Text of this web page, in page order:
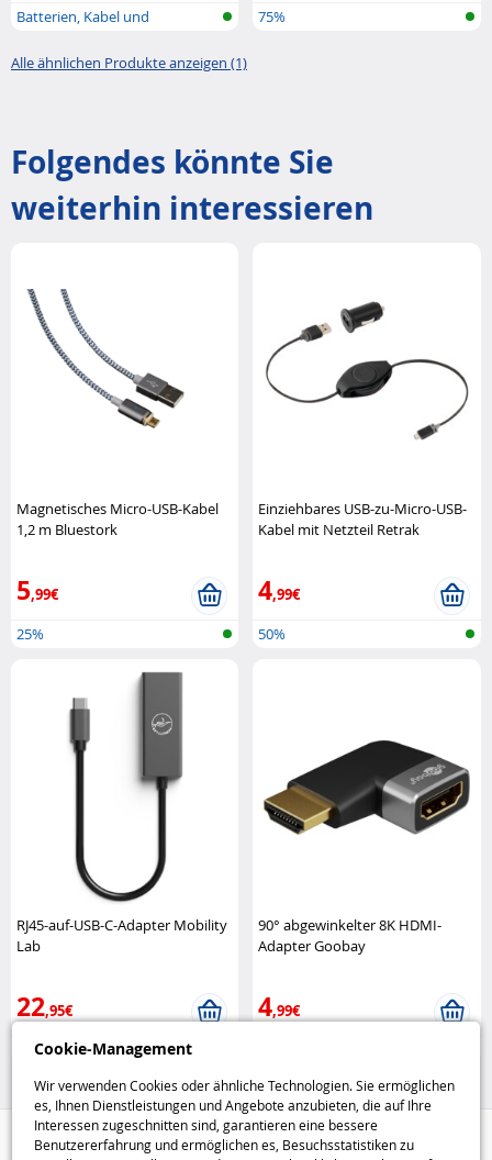
Cookie-Management
Wir verwenden Cookies oder ähnliche Technologien. Sie ermöglichen
es, Ihnen Dienstleistungen und Angebote anzubieten, die auf Ihre
Interessen zugeschnitten sind, garantieren eine bessere
Benutzererfahrung und ermöglichen es, Besuchsstatistiken zu
Batterien, Kabel und
75%
Alle ähnlichen Produkte anzeigen (1)
Folgendes könnte Sie
weiterhin interessieren
Magnetisches Micro-USB-Kabel
1,2 m Bluestork
5,99€
25%
Einziehbares USB-zu-Micro-USB-
Kabel mit Netzteil Retrak
4,99€
50%
RJ45-auf-USB-C-Adapter Mobility
Lab
22,95€
Batterien, Kabel und
Ladegeräte
90° abgewinkelter 8K HDMI-
Adapter Goobay
4,99€
Ladegeräte
Hilfe / Kontakt